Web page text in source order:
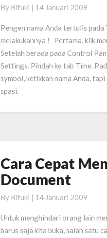
di
Taskbar
By Rifuki | 14 Januari 2009
Pengen nama Anda tertulis pada
melakukannya ! Pertama, klik
Setelah berada pada Control
Settings. Pindah ke tab Time.
symbol, ketikkan nama Anda,
spasi.
Cara
Cepat
Menghapus
Recent
Cara Cepat
Document
By Rifuki | 14 Januari 2009
Untuk menghindari orang lain
barus saja kita buka, salah satu